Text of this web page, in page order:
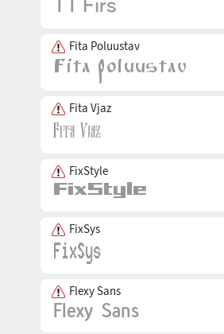
Fita Poluustav
Fita Vjaz
FixStyle
FixSys
Flexy Sans